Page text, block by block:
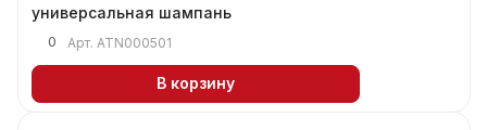
универсальная шампань
0 Арт. ATN000501
В корзину